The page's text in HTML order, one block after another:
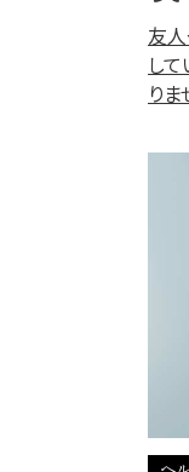
友
し
り